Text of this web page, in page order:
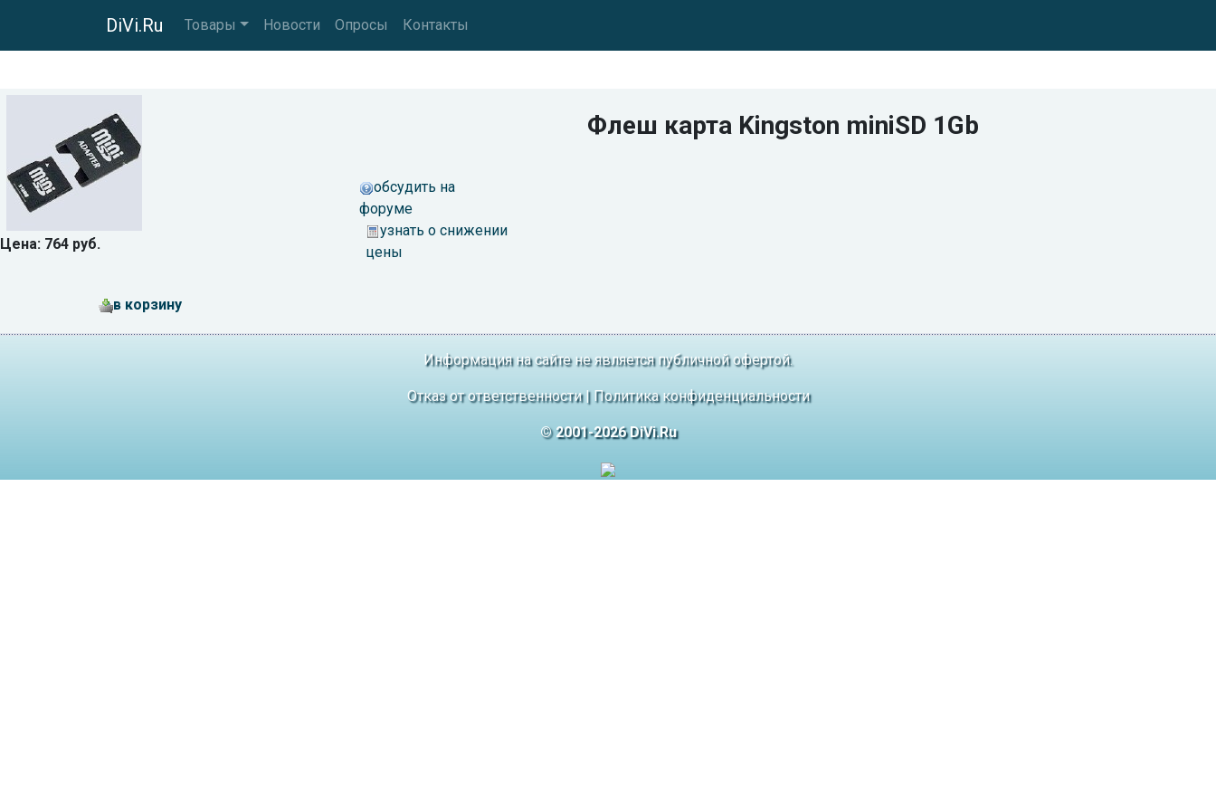
DiVi.Ru Товары Новости Опросы Контакты
Цена: 764 руб.
в корзину
Флеш карта Kingston miniSD 1Gb
обсудить на
форуме
узнать о снижении
цены
Информация на сайте не является публичной офертой.
Отказ от ответственности| Политика конфиденциальности
© 2001-2026 DiVi.Ru